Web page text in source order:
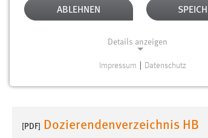
Gesucht nach "bibliothek". Es wurden 539
[PDF] Dozierendenverzeichnis HB
ABLEHNEN
Details anzeigen
Website erforderlich.
Impressum Datenschutz